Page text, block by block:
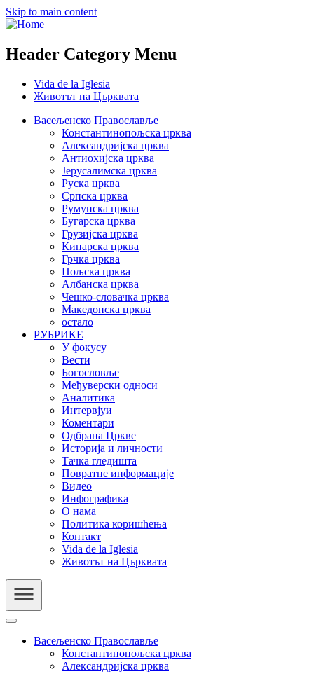
Skip to main content
Header Category Menu
Vida de la Iglesia
Животът на Църквата
Васељенско Православље
Константинопољска црква
Александријска црква
Антиохијска црква
Јерусалимска црква
Руска црква
Српска црква
Румунска црква
Бугарска црква
Грузијска црква
Кипарска црква
Грчка црква
Пољска црква
Албанска црква
Чешко-словачка црква
Македонска црква
остало
РУБРИКЕ
У фокусу
Вести
Богословље
Међуверски односи
Аналитика
Интервјуи
Коментари
Одбрана Цркве
Историја и личности
Тачка гледишта
Повратне информације
Видео
Инфографика
О нама
Политика коришћења
Контакт
Vida de la Iglesia
Животът на Църквата
Васељенско Православље
Константинопољска црква
Александријска црква